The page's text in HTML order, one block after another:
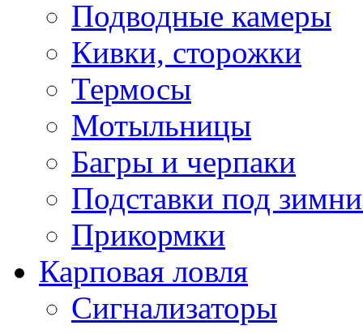
Подводные камеры
Кивки, сторожки
Термосы
Мотыльницы
Багры и черпаки
Подставки под
Прикормки
Карповая ловля
Сигнализаторы